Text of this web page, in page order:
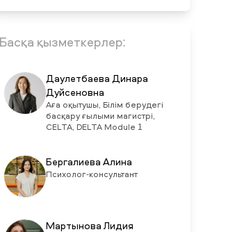
Басқа қызметкерлер:
Даулетбаева Динара
Дуйсеновна
Аға оқытушы, Білім берудегі
басқару ғылыми магистрі,
CELTA, DELTA Module 1
Бергалиева Алина
Психолог-консультант
Мартынова Лидия